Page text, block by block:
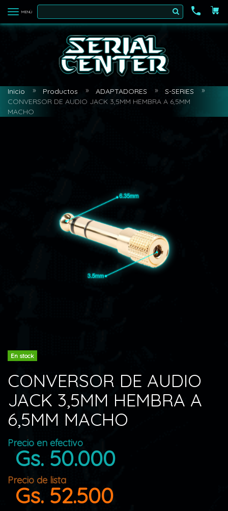
MENÚ
Inicio Productos ADAPTADORES
S-SERIES
CONVERSOR DE AUDIO JACK 3,5MM HEMBRA A 6,5MM
MACHO
En stock
CONVERSOR DE AUDIO
JACK 3,5MM HEMBRA A
6,5MM MACHO
Precio en efectivo
Gs. 50.000
Precio de lista
Gs. 52.500